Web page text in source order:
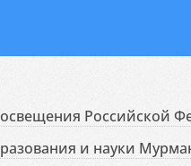
Российской
и науки